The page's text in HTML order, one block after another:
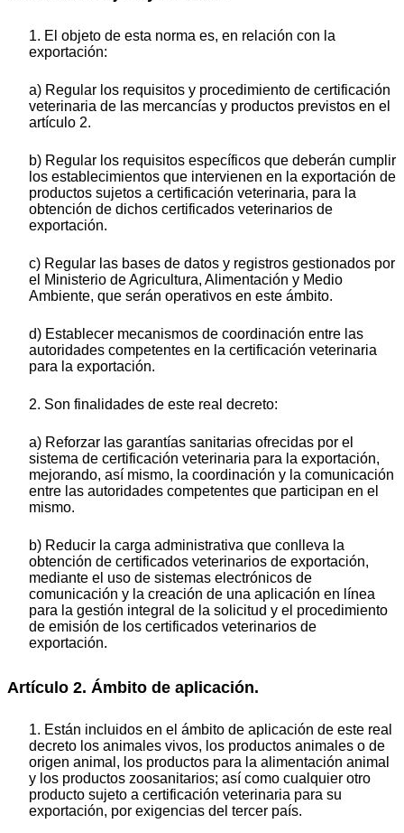
1. El objeto de esta norma es, en relación con la
exportación:
a) Regular los requisitos y procedimiento de certificación
veterinaria de las mercancías y productos previstos en el
artículo 2.
b) Regular los requisitos específicos que deberán cumplir
los establecimientos que intervienen en la exportación de
productos sujetos a certificación veterinaria, para la
obtención de dichos certificados veterinarios de
exportación.
c) Regular las bases de datos y registros gestionados por
el Ministerio de Agricultura, Alimentación y Medio
Ambiente, que serán operativos en este ámbito.
d) Establecer mecanismos de coordinación entre las
autoridades competentes en la certificación veterinaria
para la exportación.
2. Son finalidades de este real decreto:
a) Reforzar las garantías sanitarias ofrecidas por el
sistema de certificación veterinaria para la exportación,
mejorando, así mismo, la coordinación y la comunicación
entre las autoridades competentes que participan en el
mismo.
b) Reducir la carga administrativa que conlleva la
obtención de certificados veterinarios de exportación,
mediante el uso de sistemas electrónicos de
comunicación y la creación de una aplicación en línea
para la gestión integral de la solicitud y el procedimiento
de emisión de los certificados veterinarios de
exportación.
Artículo 2. Ámbito de aplicación.
1. Están incluidos en el ámbito de aplicación de este real
decreto los animales vivos, los productos animales o de
origen animal, los productos para la alimentación animal
y los productos zoosanitarios; así como cualquier otro
producto sujeto a certificación veterinaria para su
exportación, por exigencias del tercer país.